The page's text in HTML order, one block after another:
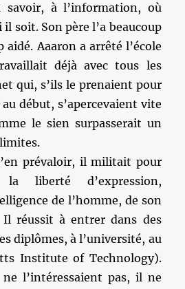
savoir, à l’information, où
soit. Son père l’a beaucoup
aidé. Aaaron a arrêté l’école
déjà avec tous les
qui, s’ils le prenaient pour
début, s’apercevaient vite
le sien surpasserait un
prévaloir, il militait pour
liberté d’expression,
de l’homme, de son
Il réussit à entrer dans des
diplômes, à l’université, au
Institute of Technology).
l’intéressaient pas, il ne